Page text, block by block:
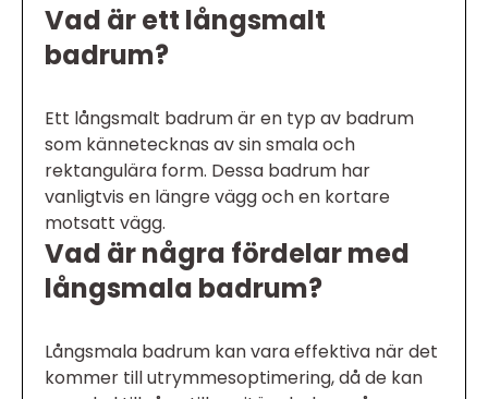
Vad är ett långsmalt
badrum?
Ett långsmalt badrum är en typ av badrum
som kännetecknas av sin smala och
rektangulära form. Dessa badrum har
vanligtvis en längre vägg och en kortare
motsatt vägg.
Vad är några fördelar med
långsmala badrum?
Långsmala badrum kan vara effektiva när det
kommer till utrymmesoptimering, då de kan